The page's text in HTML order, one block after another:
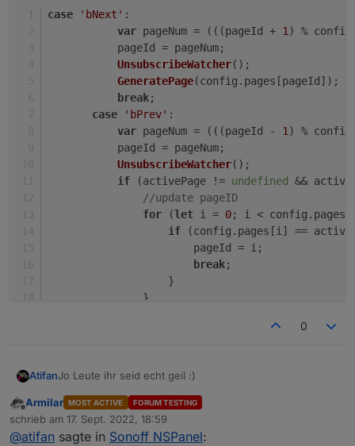
Ergebnis ist 1, sollte aber 4 sein.
Math.abs(-1%5)
(((0 - 1) % 5) + 5) % 5
           GeneratePage(config.pages[pageId]);
           break;
       case 'bPrev':
var pageNum = (((pageId - 1) %
           pageId = pageNum;
           UnsubscribeWatcher();
if (activePage != undefined &&
               //update pageID
for (let i = 0; i <
if (config.pages[i] ==
                       pageId = i;
                       break;
                   }
               }
case 'bNext' :
var pageNum = (((pageId + 1 ) %
           pageId = pageNum;
UnsubscribeWatcher();
GeneratePage(config. pages [pageId]);
break;
case
'bPrev' :
var pageNum = (((pageId - 1 ) %
           pageId = pageNum;
UnsubscribeWatcher();
if (activePage != undefined
&&
//update pageID
for (let i = 0; i < config. pages
if (config. pages [i] ==
                       pageId = i;
break;
                   }
               }
           }
break;
0
AtifanJo Leute ihr seid echt geil :)
Also habe den neuen Code da eingebaut und damit
funktioniert es :) Vielen Dank!
Also den Code hier mein ich
Offline
Armilar MOST ACTIVE FORUM TESTING
schrieb am 17. Sept. 2022, 18:59
zuletzt editiert von
@atifan sagte in Sonoff NSPanel: